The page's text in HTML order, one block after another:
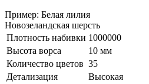
Пример: Белая лилия
Новозеландская шерсть
Плотность набивки 1000000
Высота ворса
10 мм
Количество цветов 35
Детализация
Высокая